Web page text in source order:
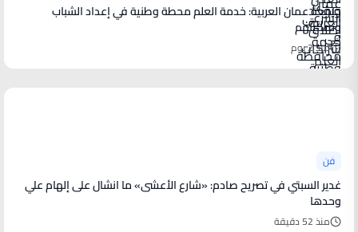
جامعة عمان العربية: خدمة العلم محطة وطنية في إعداد الشباب
وتمكينهم
منذ 2 يوم
فن
غدير السبتي في تصريح صادم: «شارع الأعشى» ما انشال على إلهام علي
وحدها
منذ 52 دقيقة